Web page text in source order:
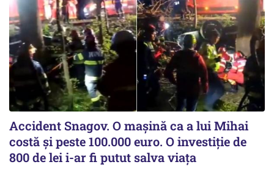
Accident Snagov. O mașină ca a lui Mihai
costă și peste 100.000 euro. O investiție de
800 de lei i-ar fi putut salva viața